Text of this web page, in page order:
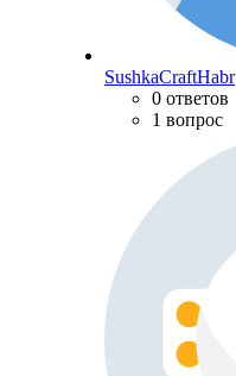
SushkaCraftHabr
0 ответов
1 вопрос